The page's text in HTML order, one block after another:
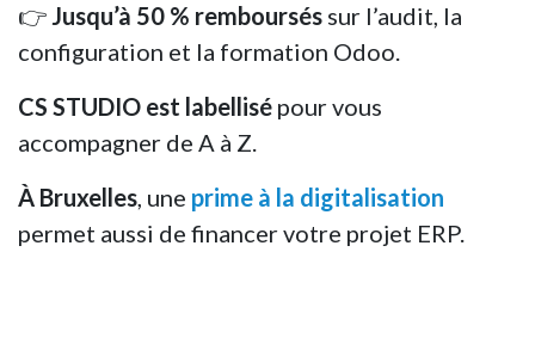
👉 Jusqu’à 50 % remboursés sur l’audit, la
configuration et la formation Odoo.
CS STUDIO est labellisé pour vous
accompagner de A à Z.
À Bruxelles, une prime à la digitalisation
permet aussi de financer votre projet ERP.